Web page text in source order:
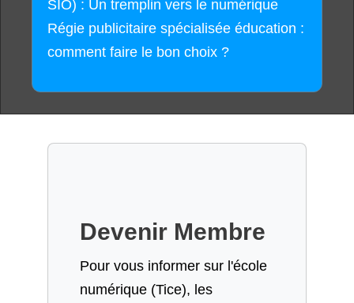
SIO) : Un tremplin vers le numérique
Régie publicitaire spécialisée éducation :
comment faire le bon choix ?
Devenir Membre
Pour vous informer sur l'école
numérique (Tice), les